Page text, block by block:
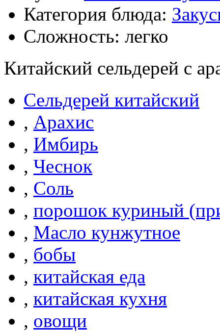
Категория блюда:
Сложность: легко
Китайский сельдерей с
Сельдерей китайский
, Арахис
, Имбирь
, Чеснок
, Соль
, порошок куриный
, Масло кунжутное
, бобы
, китайская еда
, китайская кухня
, овощи